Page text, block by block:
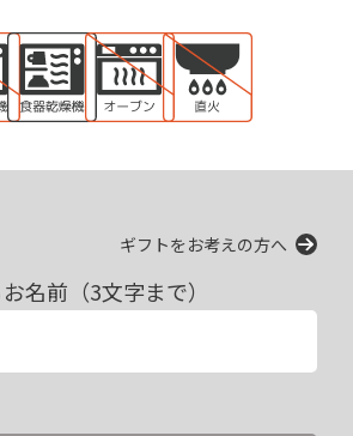
ギフトをお考えの方へ
名前（3文字まで）